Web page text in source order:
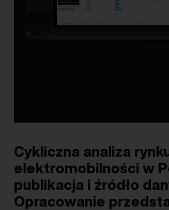
Cykliczna analiza
elektromobilności w
publikacja i źródło
Opracowanie